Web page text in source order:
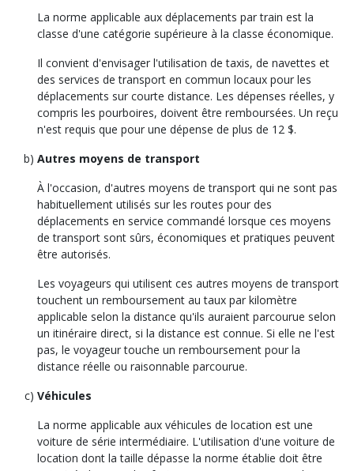
La norme applicable aux déplacements par train est la
classe d'une catégorie supérieure à la classe économique.
Il convient d'envisager l'utilisation de taxis, de navettes et
des services de transport en commun locaux pour les
déplacements sur courte distance. Les dépenses réelles, y
compris les pourboires, doivent être remboursées. Un reçu
n'est requis que pour une dépense de plus de 12 $.
Autres moyens de transport
À l'occasion, d'autres moyens de transport qui ne sont pas
habituellement utilisés sur les routes pour des
déplacements en service commandé lorsque ces moyens
de transport sont sûrs, économiques et pratiques peuvent
être autorisés.
Les voyageurs qui utilisent ces autres moyens de transport
touchent un remboursement au taux par kilomètre
applicable selon la distance qu'ils auraient parcourue selon
un itinéraire direct, si la distance est connue. Si elle ne l'est
pas, le voyageur touche un remboursement pour la
distance réelle ou raisonnable parcourue.
Véhicules
La norme applicable aux véhicules de location est une
voiture de série intermédiaire. L'utilisation d'une voiture de
location dont la taille dépasse la norme établie doit être